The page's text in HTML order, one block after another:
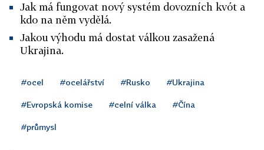
Jak má fungovat nový systém dovozních kvót a
kdo na něm vydělá.
Jakou výhodu má dostat válkou zasažená
Ukrajina.
#ocel #ocelářství #Rusko #Ukrajina
#Evropská komise #celní válka #Čína
#průmysl